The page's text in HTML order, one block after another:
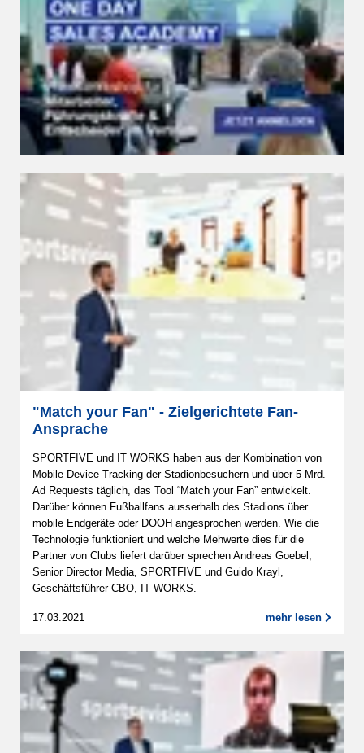
"Match your Fan" - Zielgerichtete Fan-
Ansprache
SPORTFIVE und IT WORKS haben aus der Kombination von
Mobile Device Tracking der Stadionbesuchern und über 5 Mrd.
Ad Requests täglich, das Tool “Match your Fan” entwickelt.
Darüber können Fußballfans ausserhalb des Stadions über
mobile Endgeräte oder DOOH angesprochen werden. Wie die
Technologie funktioniert und welche Mehwerte dies für die
Partner von Clubs liefert darüber sprechen Andreas Goebel,
Senior Director Media, SPORTFIVE und Guido Krayl,
Geschäftsführer CBO, IT WORKS.
17.03.2021 mehr lesen